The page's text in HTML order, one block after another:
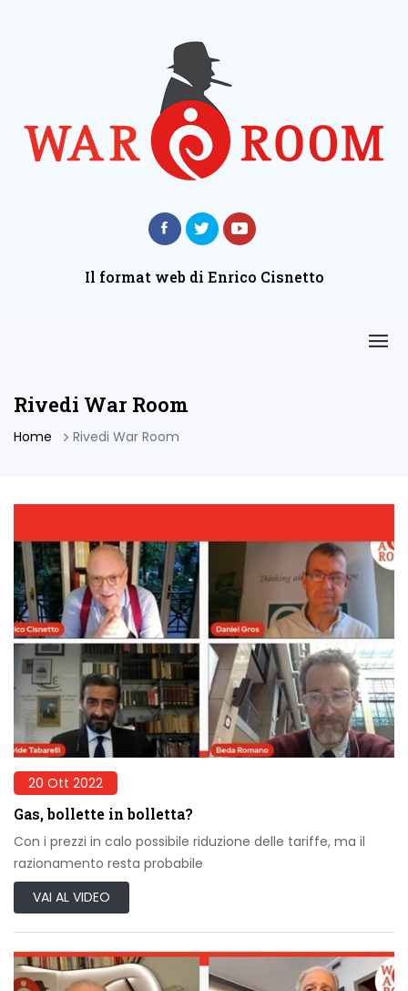
Il format web di Enrico Cisnetto
Rivedi War Room
Home Rivedi War Room
20 Ott 2022
Gas, bollette in bolletta?
Con i prezzi in calo possibile riduzione delle tariffe, ma il
razionamento resta probabile
VAI AL VIDEO